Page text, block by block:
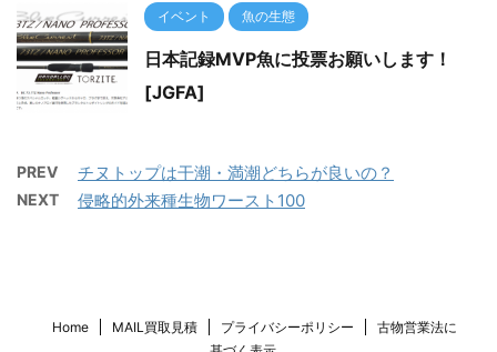
イベント 魚の生態
日本記録MVP魚に投票お願いします！
[JGFA]
PREV チヌトップは干潮・満潮どちらが良いの？
NEXT 侵略的外来種生物ワースト100
Home MAIL買取見積 プライバシーポリシー
古物営業法に